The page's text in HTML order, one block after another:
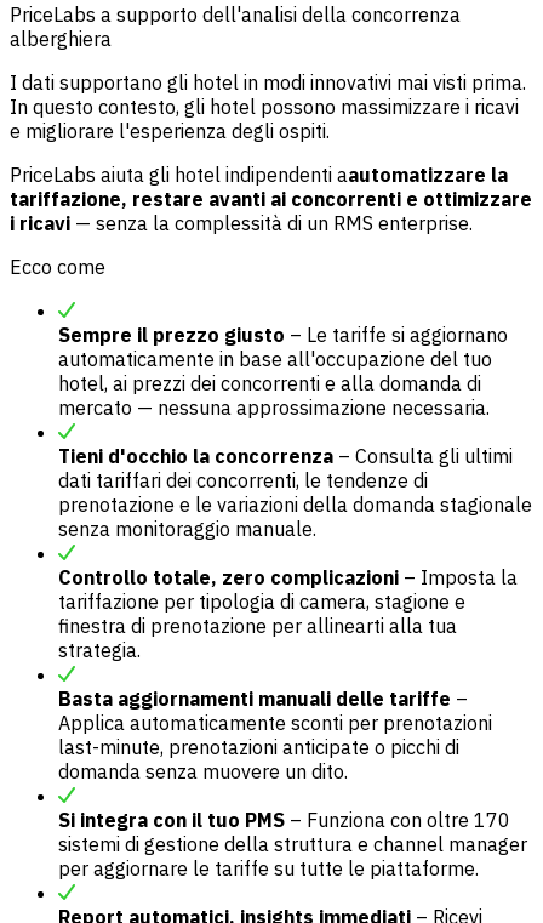
PriceLabs a supporto dell'analisi della concorrenza
alberghiera
I dati supportano gli hotel in modi innovativi mai visti prima.
In questo contesto, gli hotel possono massimizzare i ricavi
e migliorare l'esperienza degli ospiti.
PriceLabs aiuta gli hotel indipendenti aautomatizzare la
tariffazione, restare avanti ai concorrenti e ottimizzare
i ricavi — senza la complessità di un RMS enterprise.
Ecco come
Sempre il prezzo giusto – Le tariffe si aggiornano
automaticamente in base all'occupazione del tuo
hotel, ai prezzi dei concorrenti e alla domanda di
mercato — nessuna approssimazione necessaria.
Tieni d'occhio la concorrenza – Consulta gli ultimi
dati tariffari dei concorrenti, le tendenze di
prenotazione e le variazioni della domanda stagionale
senza monitoraggio manuale.
Controllo totale, zero complicazioni – Imposta la
tariffazione per tipologia di camera, stagione e
finestra di prenotazione per allinearti alla tua
strategia.
Basta aggiornamenti manuali delle tariffe –
Applica automaticamente sconti per prenotazioni
last-minute, prenotazioni anticipate o picchi di
domanda senza muovere un dito.
Si integra con il tuo PMS – Funziona con oltre 170
sistemi di gestione della struttura e channel manager
per aggiornare le tariffe su tutte le piattaforme.
Report automatici, insights immediati – Ricevi